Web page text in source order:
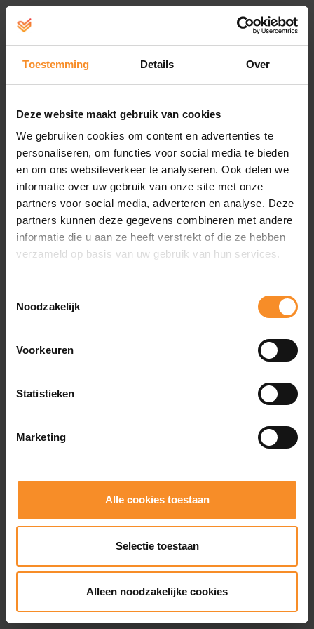
Toestemming Details Over
Deze website maakt gebruik van cookies
We gebruiken cookies om content en advertenties te
personaliseren, om functies voor social media te bieden
en om ons websiteverkeer te analyseren. Ook delen we
informatie over uw gebruik van onze site met onze
partners voor social media, adverteren en analyse. Deze
partners kunnen deze gegevens combineren met andere
informatie die u aan ze heeft verstrekt of die ze hebben
verzameld op basis van uw gebruik van hun services.
Noodzakelijk
Voorkeuren
Statistieken
Marketing
Alle cookies toestaan
Selectie toestaan
Alleen noodzakelijke cookies
create account - login
CONTINUE